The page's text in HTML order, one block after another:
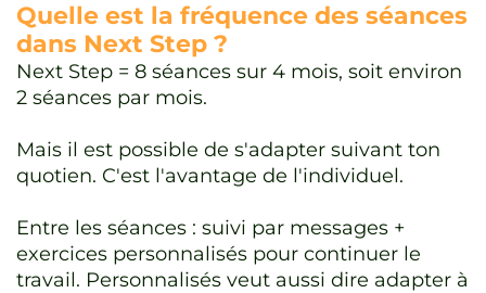
Quelle est la fréquence des séances
dans Next Step ?
Next Step = 8 séances sur 4 mois, soit environ
2 séances par mois.
Mais il est possible de s'adapter suivant ton
quotien. C'est l'avantage de l'individuel.
Entre les séances : suivi par messages +
exercices personnalisés pour continuer le
travail. Personnalisés veut aussi dire adapter à